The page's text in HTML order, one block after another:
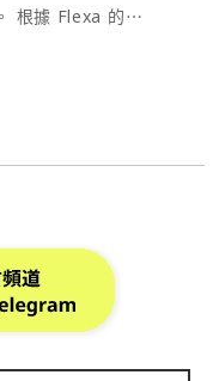
拿大居民提供即時加密貨幣支付服務。 根據 Flexa 的⋯